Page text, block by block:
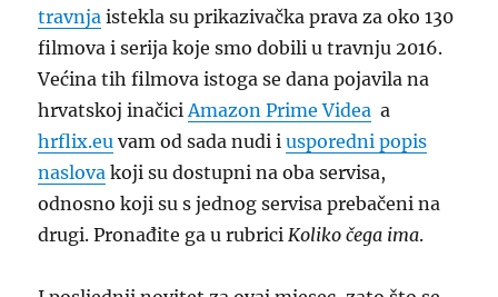
travnja istekla su prikazivačka prava za oko 130
filmova i serija koje smo dobili u travnju 2016.
Većina tih filmova istoga se dana pojavila na
hrvatskoj inačici Amazon Prime Videa a
hrflix.eu vam od sada nudi iusporedni popis
naslova koji su dostupni na oba servisa,
odnosno koji su s jednog servisa prebačeni na
drugi. Pronađite ga u rubrici Koliko čega ima.